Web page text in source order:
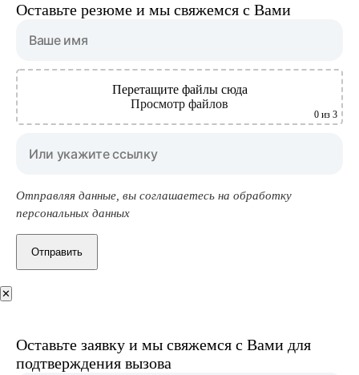
Оставьте резюме и мы свяжемся с Вами
Перетащите файлы сюда
Просмотр файлов
0 из 3
Отправляя данные, вы соглашаетесь на обработку
персональных данных
Отправить
✕
Оставьте заявку и мы свяжемся с Вами для
подтверждения вызова